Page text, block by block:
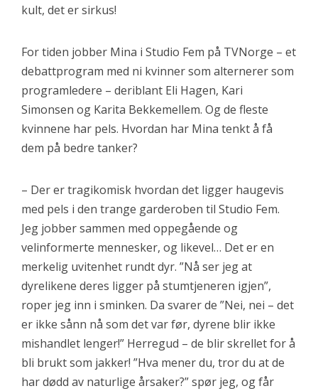
kult, det er sirkus!
For tiden jobber Mina i Studio Fem på TVNorge – et
debattprogram med ni kvinner som alternerer som
programledere – deriblant Eli Hagen, Kari
Simonsen og Karita Bekkemellem. Og de fleste
kvinnene har pels. Hvordan har Mina tenkt å få
dem på bedre tanker?
– Der er tragikomisk hvordan det ligger haugevis
med pels i den trange garderoben til Studio Fem.
Jeg jobber sammen med oppegående og
velinformerte mennesker, og likevel… Det er en
merkelig uvitenhet rundt dyr. ”Nå ser jeg at
dyrelikene deres ligger på stumtjeneren igjen”,
roper jeg inn i sminken. Da svarer de ”Nei, nei – det
er ikke sånn nå som det var før, dyrene blir ikke
mishandlet lenger!” Herregud – de blir skrellet for å
bli brukt som jakker! ”Hva mener du, tror du at de
har dødd av naturlige årsaker?” spør jeg, og får